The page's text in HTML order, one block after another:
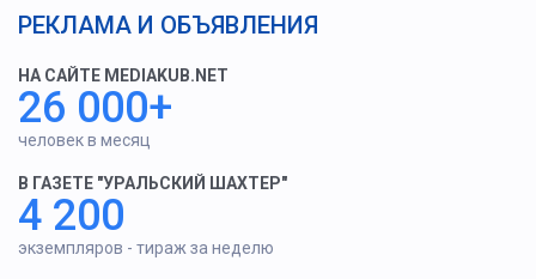
РЕКЛАМА И ОБЪЯВЛЕНИЯ
НА САЙТЕ MEDIAKUB.NET
26 000+
человек в месяц
В ГАЗЕТЕ "УРАЛЬСКИЙ ШАХТЕР"
4 200
экземпляров - тираж за неделю